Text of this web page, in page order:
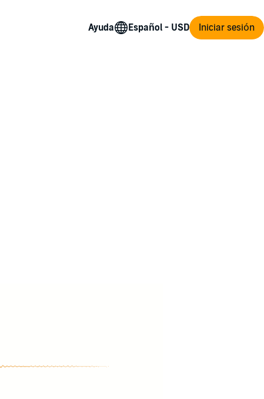
Ayuda Iniciar sesión
sie nach Blenraden reisen - die letzte
seinen Händen liegt das Schicksal des